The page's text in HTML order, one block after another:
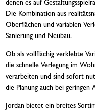
denen es auf
Die Kombination aus
Oberflächen und variablen
Sanierung und Neubau.
Ob als vollflächig verklebte
die schnelle Verlegung im
verarbeiten und sind sofort
die Planung auch bei geringen
Jordan bietet ein breites